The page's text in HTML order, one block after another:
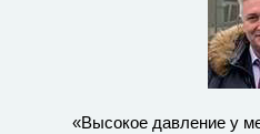
«Высокое давление у